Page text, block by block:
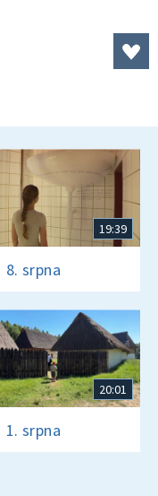
19:39
8. srpna
20:01
1. srpna